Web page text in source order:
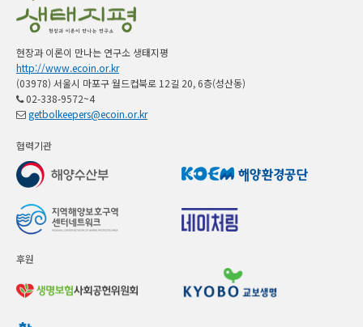
현장과 이론이 만나는 연구소 생태지평
http://www.ecoin.or.kr
(03978) 서울시 마포구 월드컵북로 12길 20, 6층(성산동)
02-338-9572~4
getbolkeepers@ecoin.or.kr
협력기관
후원